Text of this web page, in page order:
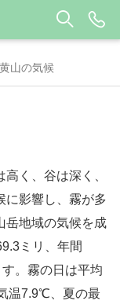
黄山の気候
く、谷は深く、
に影響し、霧が多
岳地域の気候を成
ミリ、年間
。霧の日は平均
温7.9℃、夏の最